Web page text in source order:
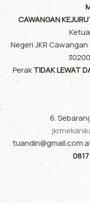
CAWANGAN
Negeri JKR
PerakTIDAK LEWAT
6.
tuandin@gmail.com